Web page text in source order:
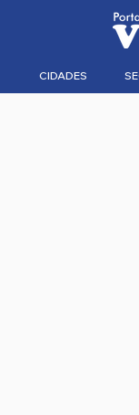
CIDADES